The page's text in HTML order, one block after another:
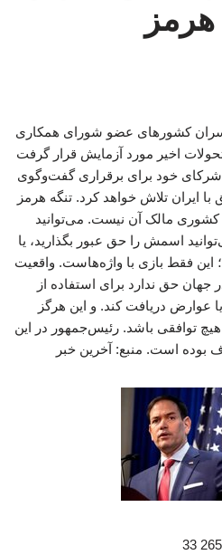
هرمز
کشورهای عضو شورای همکاری
اخیر مورد آزمایش قرار گرفت
خود برای برقراری گفت‌وگوی
ایران تلاش خواهد کرد. تنگه هرمز
مالک آن نیست. می‌توانید
اسمش را حق عبور بگذارید، یا
این فقط بازی با واژه‌هاست. واقعیت
حق ندارد برای استفاده از
عوارض دریافت کند. و این هرگز
توافقی باشد. رئیس‌جمهور در این
بوده است. منبع: آخرین خبر
265 33